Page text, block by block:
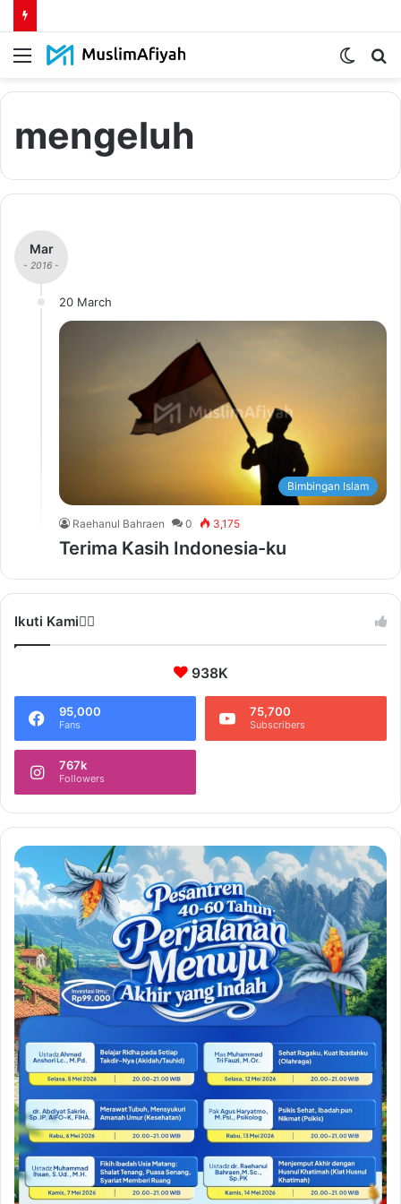
Menu
Switch
mengeluh
Mar
- 2016 -
20 March
Bimbingan Islam
Raehanul Bahraen 0 3,175
Terima Kasih Indonesia-ku
Ikuti Kami❤️‍🔥
938K
95,000
Fans
75,700
Subscribers
767k
Followers